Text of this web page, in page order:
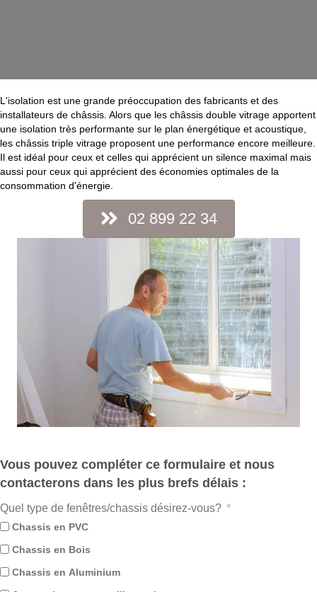
L'isolation est une grande préoccupation des fabricants et des
installateurs de châssis. Alors que les châssis double vitrage apportent
une isolation très performante sur le plan énergétique et acoustique,
les châssis triple vitrage proposent une performance encore meilleure.
Il est idéal pour ceux et celles qui apprécient un silence maximal mais
aussi pour ceux qui apprécient des économies optimales de la
consommation d'énergie.
02 899 22 34
Vous pouvez compléter ce formulaire et nous
contacterons dans les plus brefs délais :
Quel type de fenêtres/chassis désirez-vous?
Chassis en PVC
Chassis en Bois
Chassis en Aluminium